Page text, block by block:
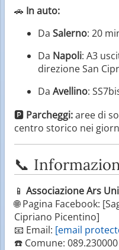
🚗 In auto:
Da Salerno: 20
Da Napoli: A3
direzione San
Da Avellino:
🅿️ Parcheggi:aree di
centro storico nei
📞
📱 Associazione Ars
🌐 Pagina Facebook:
Cipriano Picentino]
📧 Email: [email
☎️ Comune: 089.230000